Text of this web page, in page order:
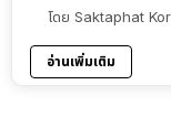
โดย Saktaphat
อ่านเพิ่มเติม